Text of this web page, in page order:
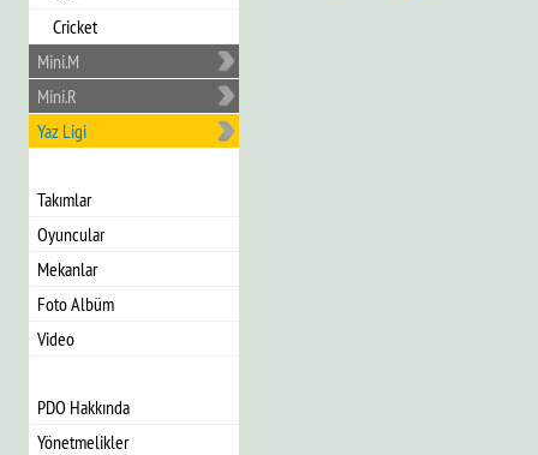
Cricket
Mini.M
Mini.R
Yaz Ligi
Takımlar
Oyuncular
Mekanlar
Foto Albüm
Video
PDO Hakkında
Yönetmelikler